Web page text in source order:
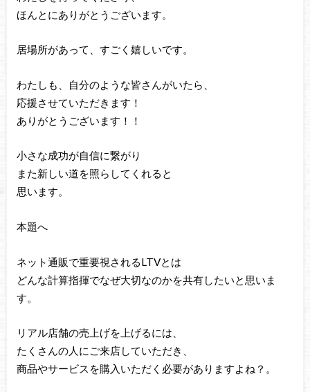
ほんとにありがとうございます。
居場所があって、すごく嬉しいです。
わたしも、自分のような皆さんがいたら、
応援させていただきます！
ありがとうございます！！
小さな成功が自信に繋がり
また新しい道を照らしてくれると
思います。
本題へ
ネット通販で重要視されるLTVとは
どんな計算指揮でなぜ大切なのかを共有したいと思いま
す。
リアル店舗の売上げを上げるには、
たくさんの人にご来店していただき、
商品やサービスを購入いただく必要がありますよね？。